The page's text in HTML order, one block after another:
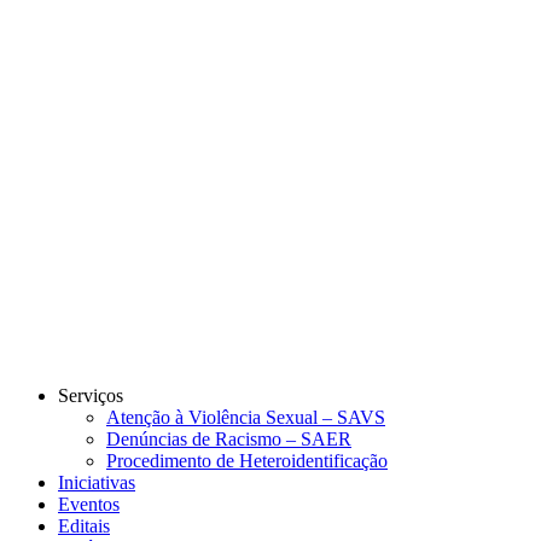
Serviços
Atenção à Violência Sexual – SAVS
Denúncias de Racismo – SAER
Procedimento de Heteroidentificação
Iniciativas
Eventos
Editais